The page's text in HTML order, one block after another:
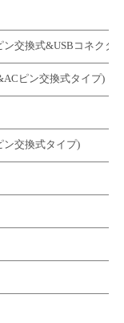
交換式&USBコネクタ
ピン交換式タイプ)
交換式タイプ)